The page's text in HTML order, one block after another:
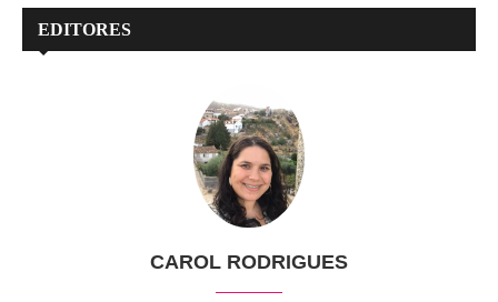
EDITORES
CAROL RODRIGUES